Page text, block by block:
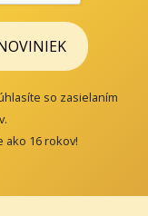
so zasielaním
ako 16 rokov!